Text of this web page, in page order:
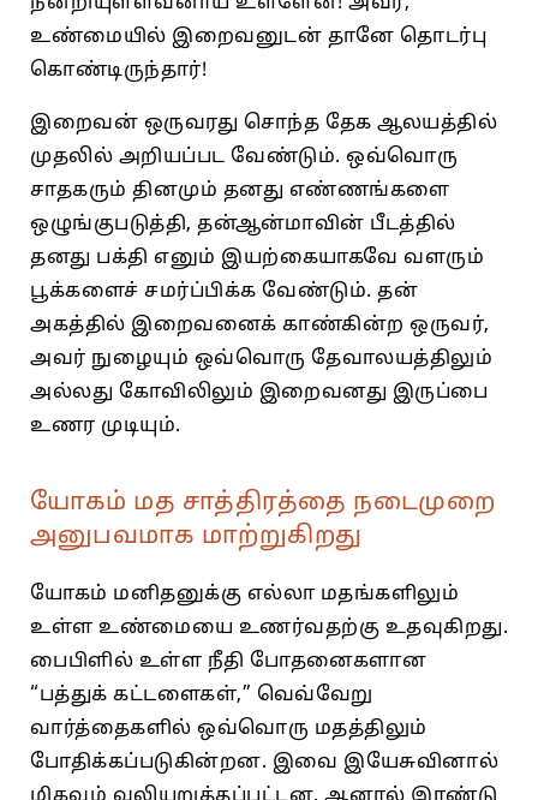
உண்மையில்‌ இறைவனுடன்‌ தானே தொடர்பு
கொண்டிருந்தார்‌!
இறைவன்‌ ஒருவரது சொந்த தேக ஆலயத்தில்‌
முதலில்‌ அறியப்பட வேண்டும்‌. ஒவ்வொரு
சாதகரும்‌ தினமும்‌ தனது எண்ணங்களை
ஒழுங்குபடுத்தி, தன்‌ஆன்மாவின்‌ பீடத்தில்‌
தனது பக்தி எனும்‌ இயற்கையாகவே வளரும்‌
பூக்களைச்‌ சமர்ப்பிக்க வேண்டும்‌. தன்‌
அகத்தில்‌ இறைவனைக்‌ காண்கின்ற ஒருவர்‌,
அவர்‌ நுழையும்‌ ஒவ்வொரு தேவாலயத்திலும்‌
அல்லது கோவிலிலும்‌ இறைவனது இருப்பை
உணர முடியும்‌.
யோகம் மத சாத்திரத்தை நடைமுறை
அனுபவமாக மாற்றுகிறது
யோகம்‌ மனிதனுக்கு எல்லா மதங்களிலும்‌
உள்ள உண்மையை உணர்வதற்கு உதவுகிறது.
பைபிளில்‌ உள்ள நீதி போதனைகளான
“பத்துக்‌ கட்டளைகள்‌,” வெவ்வேறு
வார்த்தைகளில்‌ ஒவ்வொரு மதத்திலும்‌
போதிக்கப்படுகின்றன. இவை இயேசுவினால்‌